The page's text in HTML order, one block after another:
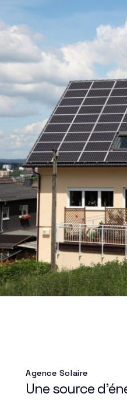
Agence Solaire
Une source